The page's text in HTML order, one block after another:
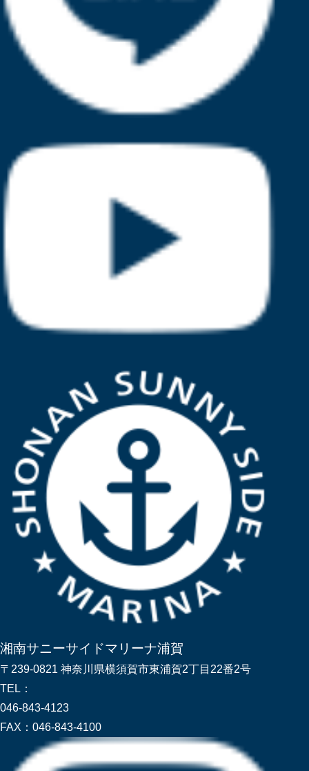
湘南サニーサイドマリーナ浦賀
〒239-0821 神奈川県横須賀市東浦賀2丁目22番2号
TEL：
046-843-4123
FAX： 046-843-4100